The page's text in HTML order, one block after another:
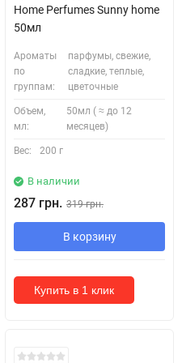
Home Perfumes Sunny home
50мл
Ароматы
по
группам:
парфумы, свежие,
сладкие, теплые,
цветочные
Объем,
мл:
50мл ( ≈ до 12
месяцев)
Вес: 200 г
В наличии
287 грн. 319 грн.
В корзину
Купить в 1 клик